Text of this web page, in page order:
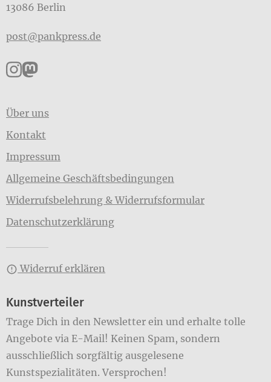
13086 Berlin
post@pankpress.de
Pankpress auf Instagram
Pankpress auf Mastodon
Über uns
Kontakt
Impressum
Allgemeine Geschäftsbedingungen
Widerrufsbelehrung & Widerrufsformular
Datenschutzerklärung
Widerruf erklären
Kunstverteiler
Trage Dich in den Newsletter ein und erhalte tolle
Angebote via E-Mail! Keinen Spam, sondern
ausschließlich sorgfältig ausgelesene
Kunstspezialitäten. Versprochen!